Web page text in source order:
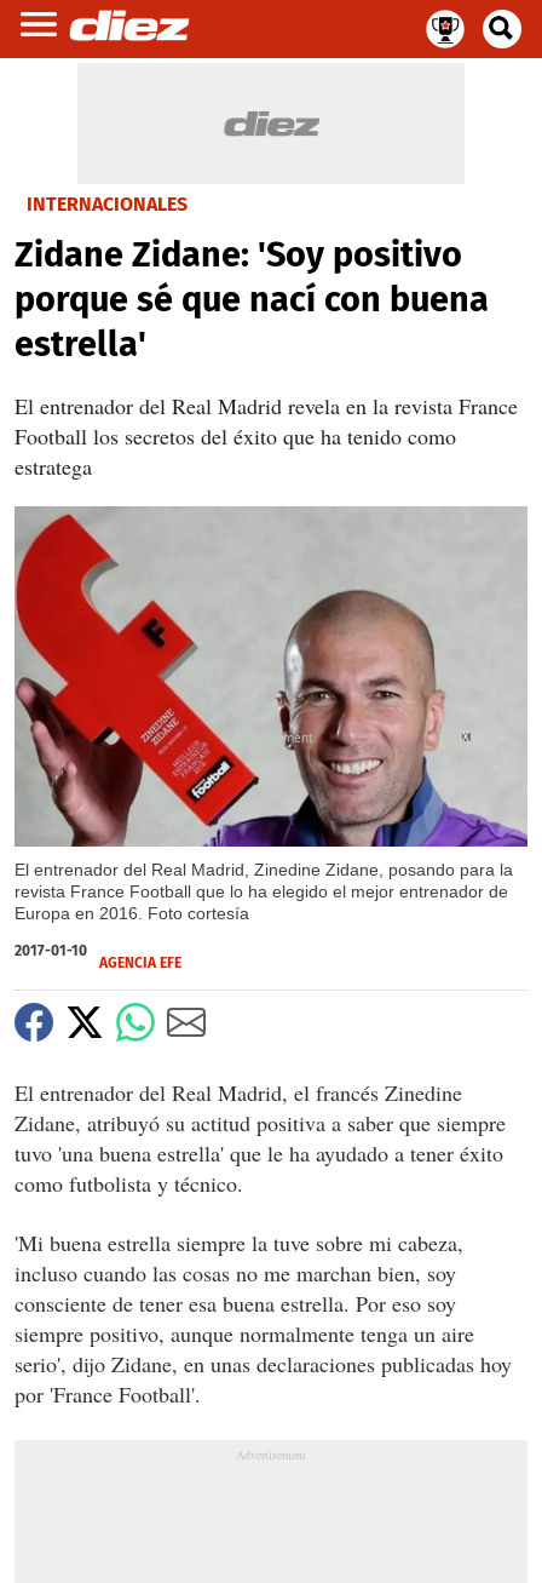
INTERNACIONALES
Zidane Zidane: 'Soy positivo
porque sé que nací con buena
estrella'
El entrenador del Real Madrid revela en la revista France
Football los secretos del éxito que ha tenido como
estratega
El entrenador del Real Madrid, Zinedine Zidane, posando para la
revista France Football que lo ha elegido el mejor entrenador de
Europa en 2016. Foto cortesía
X
2017-01-10
AGENCIA EFE
El entrenador del Real Madrid, el francés Zinedine
Zidane, atribuyó su actitud positiva a saber que siempre
tuvo 'una buena estrella' que le ha ayudado a tener éxito
como futbolista y técnico.
'Mi buena estrella siempre la tuve sobre mi cabeza,
incluso cuando las cosas no me marchan bien, soy
consciente de tener esa buena estrella. Por eso soy
siempre positivo, aunque normalmente tenga un aire
serio', dijo Zidane, en unas declaraciones publicadas hoy
por 'France Football'.